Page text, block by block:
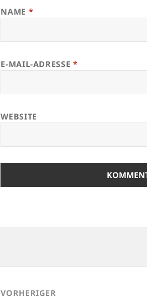
NAME *
E-MAIL-ADRESSE *
WEBSITE
VORHERIGER